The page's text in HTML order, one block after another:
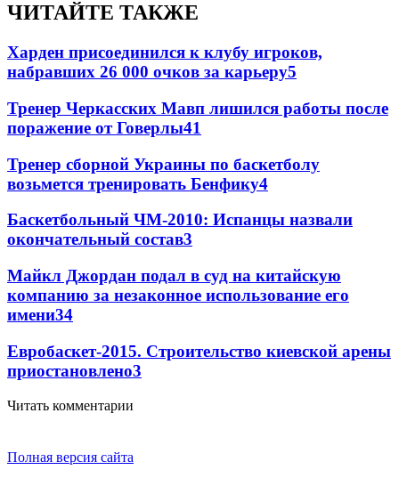
ЧИТАЙТЕ ТАКЖЕ
Харден присоединился к клубу игроков,
набравших 26 000 очков за карьеру5
Тренер Черкасских Мавп лишился работы после
поражение от Говерлы41
Тренер сборной Украины по баскетболу
возьмется тренировать Бенфику4
Баскетбольный ЧМ-2010: Испанцы назвали
окончательный состав3
Майкл Джордан подал в суд на китайскую
компанию за незаконное использование его
имени34
Евробаскет-2015. Строительство киевской арены
приостановлено3
Читать комментарии
Полная версия сайта